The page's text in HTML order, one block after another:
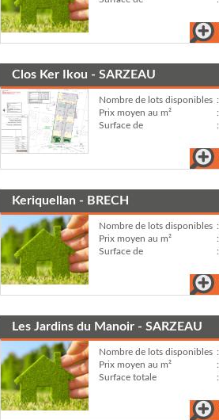
Clos Ker Ikou - SARZEAU
Nombre de lots disponibles :
Prix moyen au m²
:
Surface de
:
Keriquellan - BRECH
Nombre de lots disponibles :
Prix moyen au m²
:
Surface de
:
Les Jardins du Manoir - SARZEAU
Nombre de lots disponibles :
Prix moyen au m²
:
Surface totale
: